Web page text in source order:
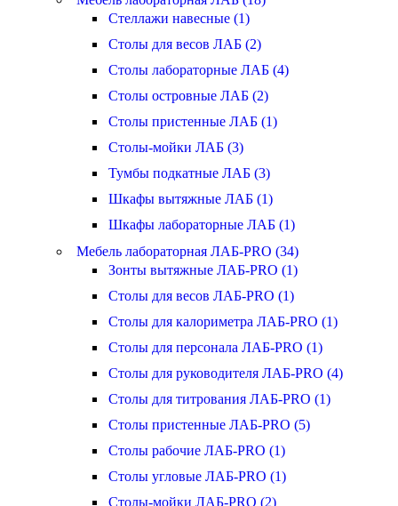
Стеллажи навесные (1)
Столы для весов ЛАБ (2)
Столы лабораторные ЛАБ (4)
Столы островные ЛАБ (2)
Столы пристенные ЛАБ (1)
Столы-мойки ЛАБ (3)
Тумбы подкатные ЛАБ (3)
Шкафы вытяжные ЛАБ (1)
Шкафы лабораторные ЛАБ (1)
Мебель лабораторная ЛАБ-PRO (34)
Зонты вытяжные ЛАБ-PRO (1)
Столы для весов ЛАБ-PRO (1)
Столы для калориметра ЛАБ-PRO (1)
Столы для персонала ЛАБ-PRO (1)
Столы для руководителя ЛАБ-PRO (4)
Столы для титрования ЛАБ-PRO (1)
Столы пристенные ЛАБ-PRO (5)
Столы рабочие ЛАБ-PRO (1)
Столы угловые ЛАБ-PRO (1)
Столы-мойки ЛАБ-PRO (2)